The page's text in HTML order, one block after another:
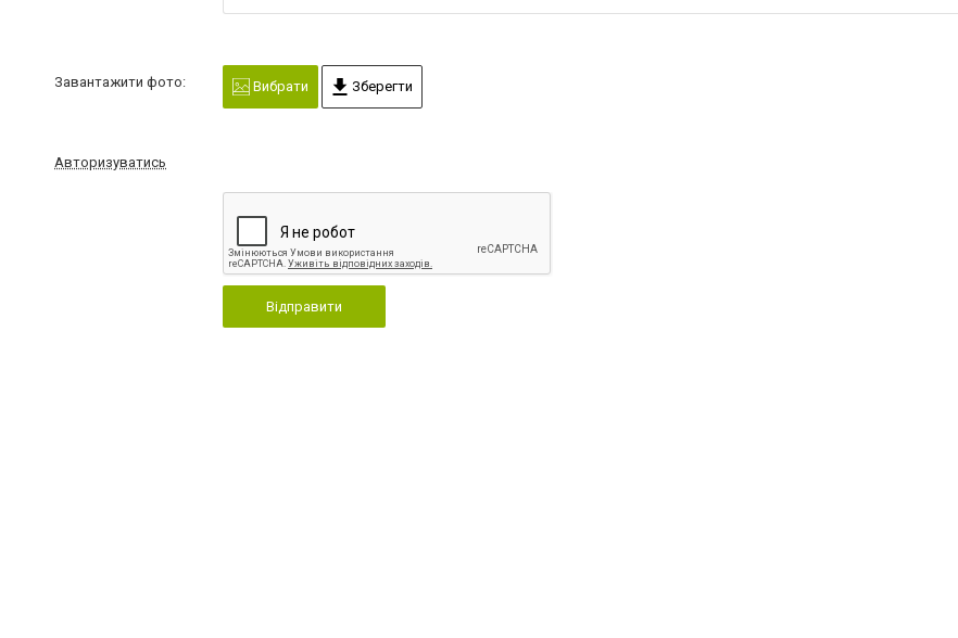
Завантажити фото: Вибрати Зберегти
Авторизуватись
Відправити